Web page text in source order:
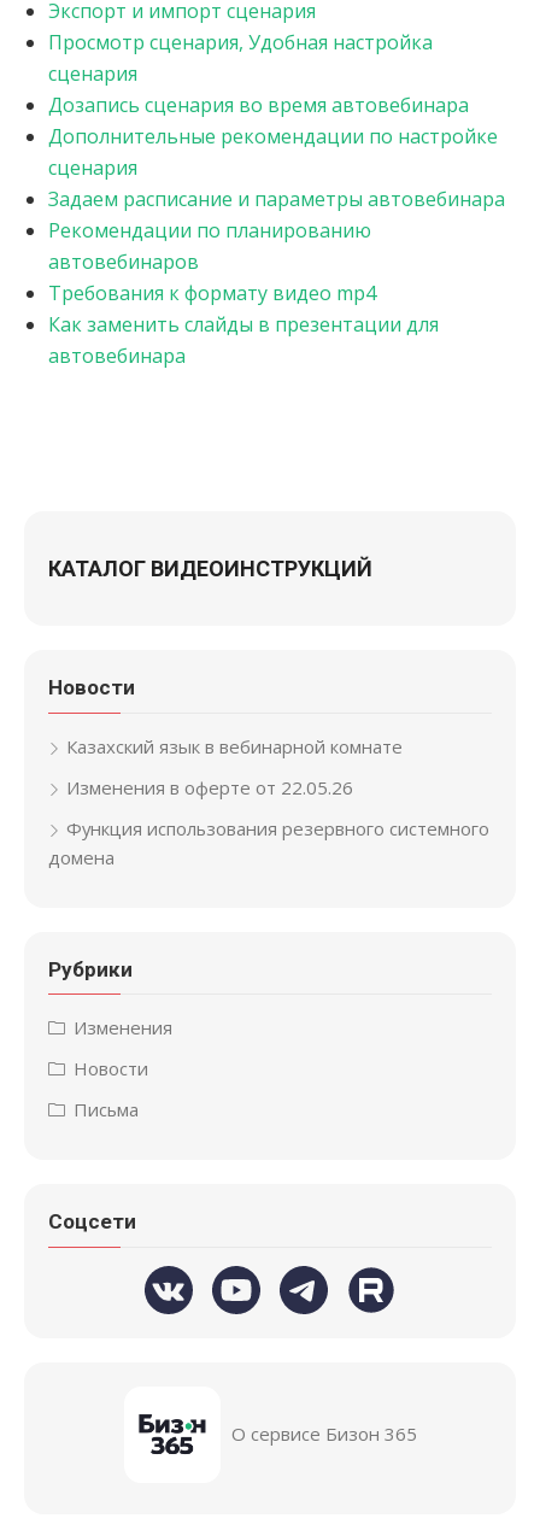
Экспорт и импорт сценария
Просмотр сценария, Удобная настройка
сценария
Дозапись сценария во время автовебинара
Дополнительные рекомендации по настройке
сценария
Задаем расписание и параметры автовебинара
Рекомендации по планированию
автовебинаров
Требования к формату видео mp4
Как заменить слайды в презентации для
автовебинара
КАТАЛОГ ВИДЕОИНСТРУКЦИЙ
Новости
Казахский язык в вебинарной комнате
Изменения в оферте от 22.05.26
Функция использования резервного системного
домена
Рубрики
Изменения
Новости
Письма
Соцсети
О сервисе Бизон 365